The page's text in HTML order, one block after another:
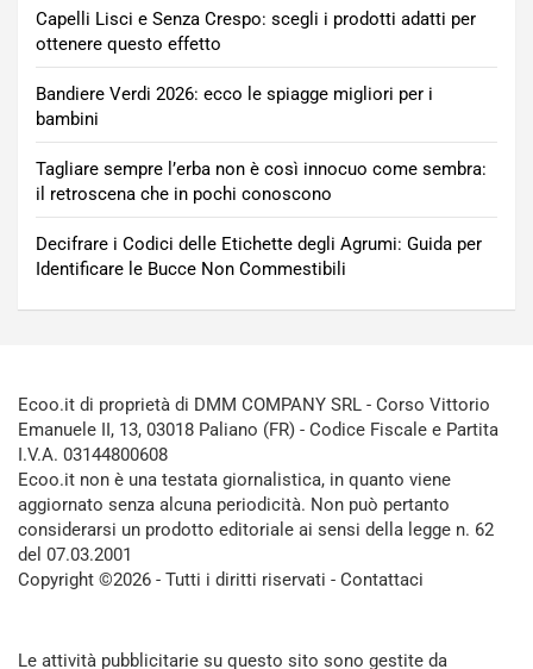
Capelli Lisci e Senza Crespo: scegli i prodotti adatti per
ottenere questo effetto
Bandiere Verdi 2026: ecco le spiagge migliori per i
bambini
Tagliare sempre l’erba non è così innocuo come sembra:
il retroscena che in pochi conoscono
Decifrare i Codici delle Etichette degli Agrumi: Guida per
Identificare le Bucce Non Commestibili
Ecoo.it di proprietà di DMM COMPANY SRL - Corso Vittorio
Emanuele II, 13, 03018 Paliano (FR) - Codice Fiscale e Partita
I.V.A. 03144800608
Ecoo.it non è una testata giornalistica, in quanto viene
aggiornato senza alcuna periodicità. Non può pertanto
considerarsi un prodotto editoriale ai sensi della legge n. 62
del 07.03.2001
Copyright ©2026 - Tutti i diritti riservati - Contattaci
Le attività pubblicitarie su questo sito sono gestite da